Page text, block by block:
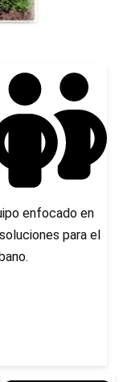
enfocado en
para el